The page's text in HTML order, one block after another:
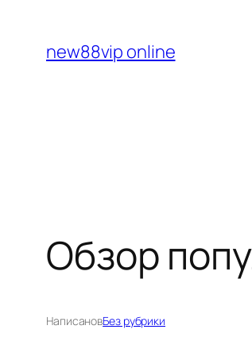
содержимому
new88vip online
Обзор
НаписановБез рубрики